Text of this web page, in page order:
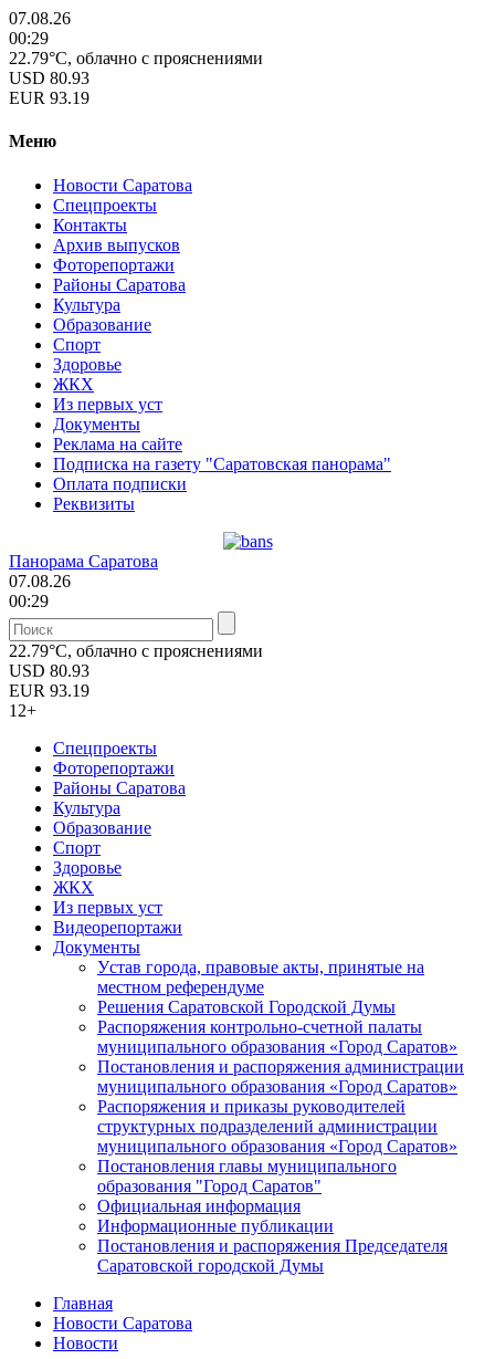
07.08.26
00:29
22.79°C, облачно с прояснениями
USD 80.93
EUR 93.19
Меню
Новости Саратова
Спецпроекты
Контакты
Архив выпусков
Фоторепортажи
Районы Саратова
Культура
Образование
Спорт
Здоровье
ЖКХ
Из пеpвых уст
Документы
Реклама на сайте
Подписка на газету "Саратовская панорама"
Оплата подписки
Реквизиты
Панорама Саратова
07.08.26
00:29
22.79°C, облачно с прояснениями
USD 80.93
EUR 93.19
12+
Спецпроекты
Фоторепортажи
Районы Саратова
Культура
Образование
Спорт
Здоровье
ЖКХ
Из пеpвых уст
Видеорепортажи
Документы
Уcтав города, правовые акты, принятые на
местном референдуме
Решения Саратовской Городской Думы
Распоряжения контрольно-счетной палаты
муниципального образования «Город Саратов»
Постановления и распоряжения администрации
муниципального образования «Город Саратов»
Распоряжения и приказы руководителей
структурных подразделений администрации
муниципального образования «Город Саратов»
Постановления главы муниципального
образования "Город Саратов"
Официальная информация
Информационные публикации
Постановления и распоряжения Председателя
Саратовской городской Думы
Главная
Новости Саратова
Новости